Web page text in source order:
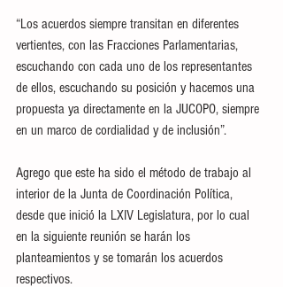
“Los acuerdos siempre transitan en diferentes
vertientes, con las Fracciones Parlamentarias,
escuchando con cada uno de los representantes
de ellos, escuchando su posición y hacemos una
propuesta ya directamente en la JUCOPO, siempre
en un marco de cordialidad y de inclusión”.
Agrego que este ha sido el método de trabajo al
interior de la Junta de Coordinación Política,
desde que inició la LXIV Legislatura, por lo cual
en la siguiente reunión se harán los
planteamientos y se tomarán los acuerdos
respectivos.